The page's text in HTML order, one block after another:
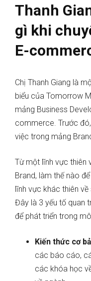
Thanh
gì khi
E-
Chị Thanh Giang là
biểu của Tomorrow
mảng Business
commerce. Trước
việc trong mảng
Từ một lĩnh vực thiên
Brand, làm thế nào
lĩnh vực khác thiên
Đây là 3 yếu tố quan
để phát triển trong
Kiến thức cơ
các báo cáo,
các khóa học